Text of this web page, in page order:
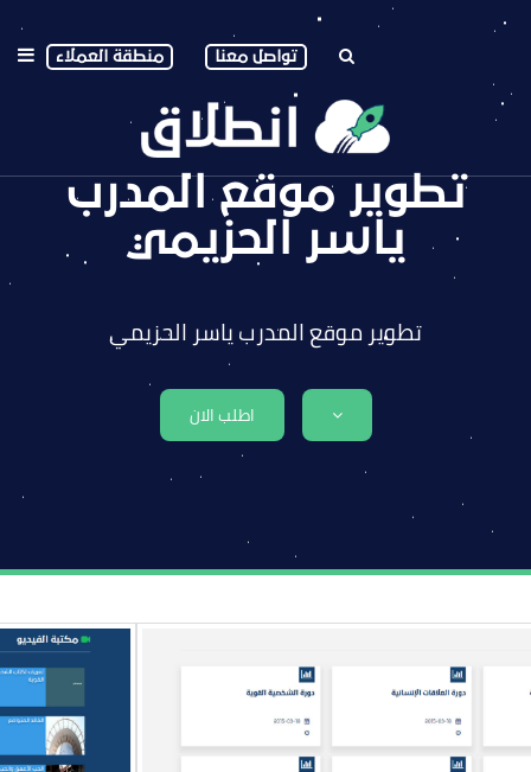
تواصل معنا منطقة العملاء
تطوير موقع المدرب
ياسر الحزيمي
تطوير موقع المدرب ياسر الحزيمي
اطلب الان